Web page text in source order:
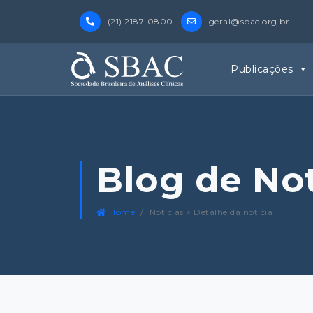
(21) 2187-0800 geral@sbac.org.br
Publicações
Blog de
Home Notícias > Detalhe da notícia